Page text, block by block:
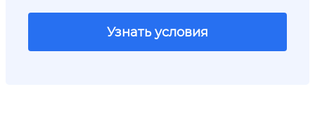
Узнать условия